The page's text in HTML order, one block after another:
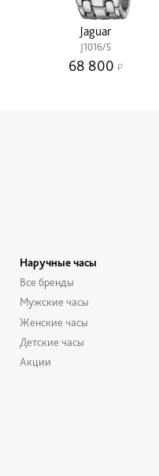
Jaguar
J1016/5
68 800
Наручные часы
Все бренды
Мужские часы
Женские часы
Детские часы
Акции